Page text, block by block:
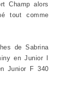
Champ alors
tout comme
de Sabrina
en Junior I
Junior F 340